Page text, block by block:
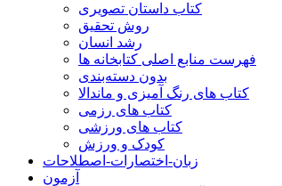
کتاب داستان تصویری
روش تحقیق
رشد انسان
فهرست منابع اصلی کتابخانه ها
بدون دسته‌بندی
کتاب های رنگ آمیزی و ماندالا
کتاب های رزمی
کتاب های ورزشی
کودک و ورزش
زبان-اختصارات-اصطلاحات
آزمون